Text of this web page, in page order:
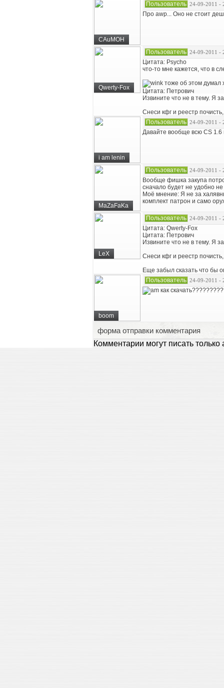
CAuMOH
Пользователь 24-09-2011 -
Про awp... Оно не стоит
Qwerty-Fox
Пользователь 24-09-2011 -
Цитата: Psycho
что-то мне кажется, что в
тоже об этом думал
Цитата: Петрович
Извините что не в тему. Я
Снеси кфг и реестр
i am lenin
Пользователь 24-09-2011 -
Давайте вообще всю CS 1.6
MaZaFaKa
Пользователь 24-09-2011 -
Вообще фишка закупа
сначало будет не удобно
Моё мнение: Я не за
комплект патрон и само
LeX
Пользователь 24-09-2011 -
Цитата: Qwerty-Fox
Цитата: Петрович
Извините что не в тему. Я
Снеси кфг и реестр
Еще забыл сказать что бы
boom
Пользователь 24-09-2011 -
как
форма отправки комментария
Комментарии могут писать